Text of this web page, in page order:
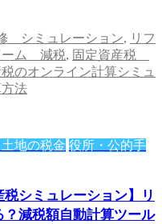
シミュレーション, リフ
ーム 減税, 固定資産税
のオンライン計算シミュ
法
地の税金 役所・公的手
税シミュレーション】リ
減税額自動計算ツール